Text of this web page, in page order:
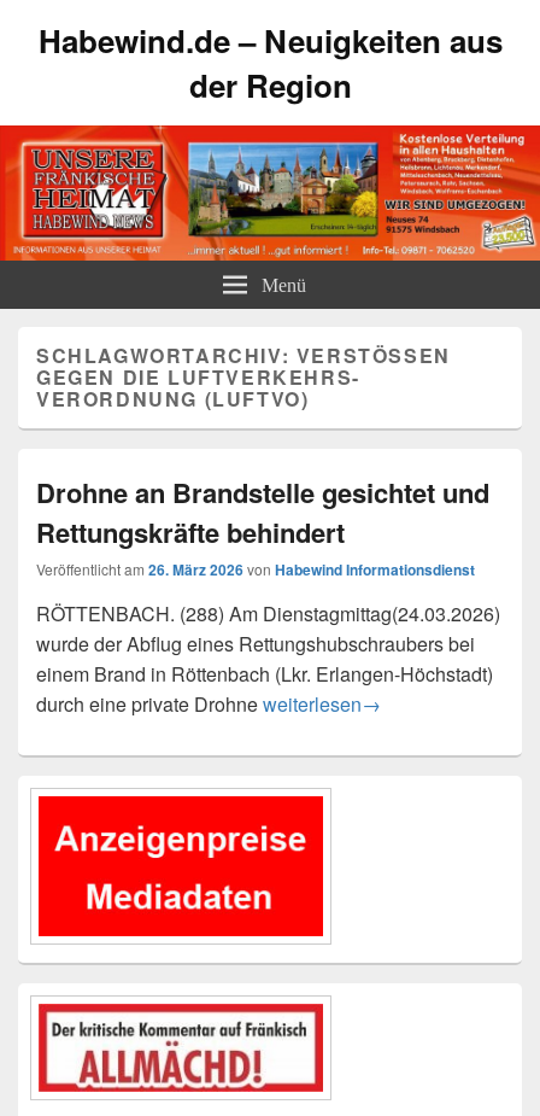
Habewind.de – Neuigkeiten aus
der Region
Menü
SCHLAGWORTARCHIV: VERSTÖSSEN G
EGEN DIE LUFTVERKEHRS-V
ERORDNUNG (LUFTVO)
Drohne an Brandstelle gesichtet und
Rettungskräfte behindert
Veröffentlicht am 26. März 2026von Habewind Informationsdienst
RÖTTENBACH. (288) Am Dienstagmittag(24.03.2026)
wurde der Abflug eines Rettungshubschraubers bei
einem Brand in Röttenbach (Lkr. Erlangen-Höchstadt)
durch eine private DrohneDrohne an Brandstelle
weiterlesen→
Primärer
Widgetbereich